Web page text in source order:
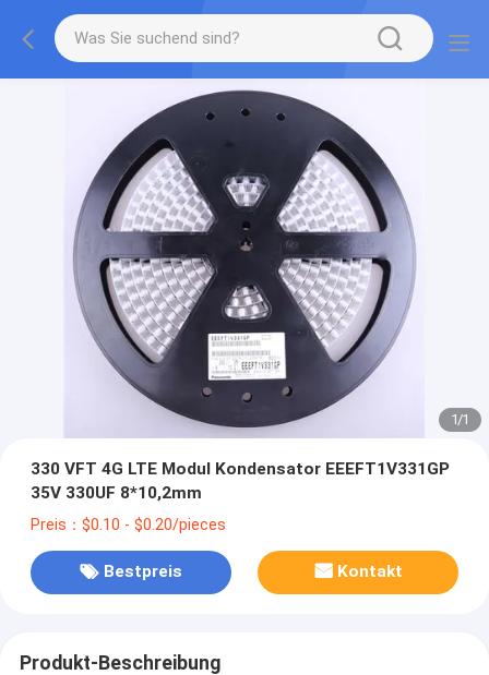
1/1
330 VFT 4G LTE Modul Kondensator EEEFT1V331GP
35V 330UF 8*10,2mm
Preis：$0.10 - $0.20/pieces
Bestpreis Kontakt
Produkt-Beschreibung